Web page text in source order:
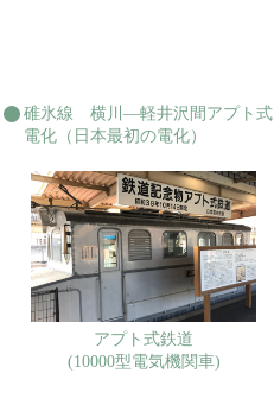
碓氷線 横川―軽井沢間アプト式
電化（日本最初の電化）
アプト式鉄道
(10000型電気機関車)